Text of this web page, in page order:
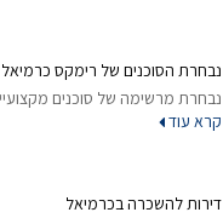
נבחרת הסוכנים של רימקס כרמיאל
נבחרת מרשימה של סוכנים
קרא עוד
דירות להשכרה בכרמיאל